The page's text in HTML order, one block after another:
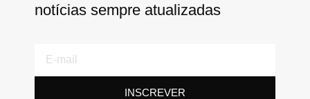
notícias sempre atualizadas
INSCREVER